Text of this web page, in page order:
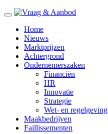
Home
Nieuws
Marktprijzen
Achtergrond
Ondernemerszaken
Financiën
HR
Innovatie
Strategie
Wet- en regelgeving
Maakbedrijven
Faillissementen